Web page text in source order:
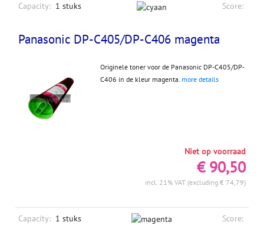
Capacity: 1 stuks Score:
Panasonic DP-C405/DP-C406 magenta
Originele toner voor de Panasonic DP-C405/DP-
C406 in de kleur magenta. more details
Niet op voorraad
€ 90,50
incl. 21% VAT (excluding € 74,79)
Capacity: 1 stuks Score: